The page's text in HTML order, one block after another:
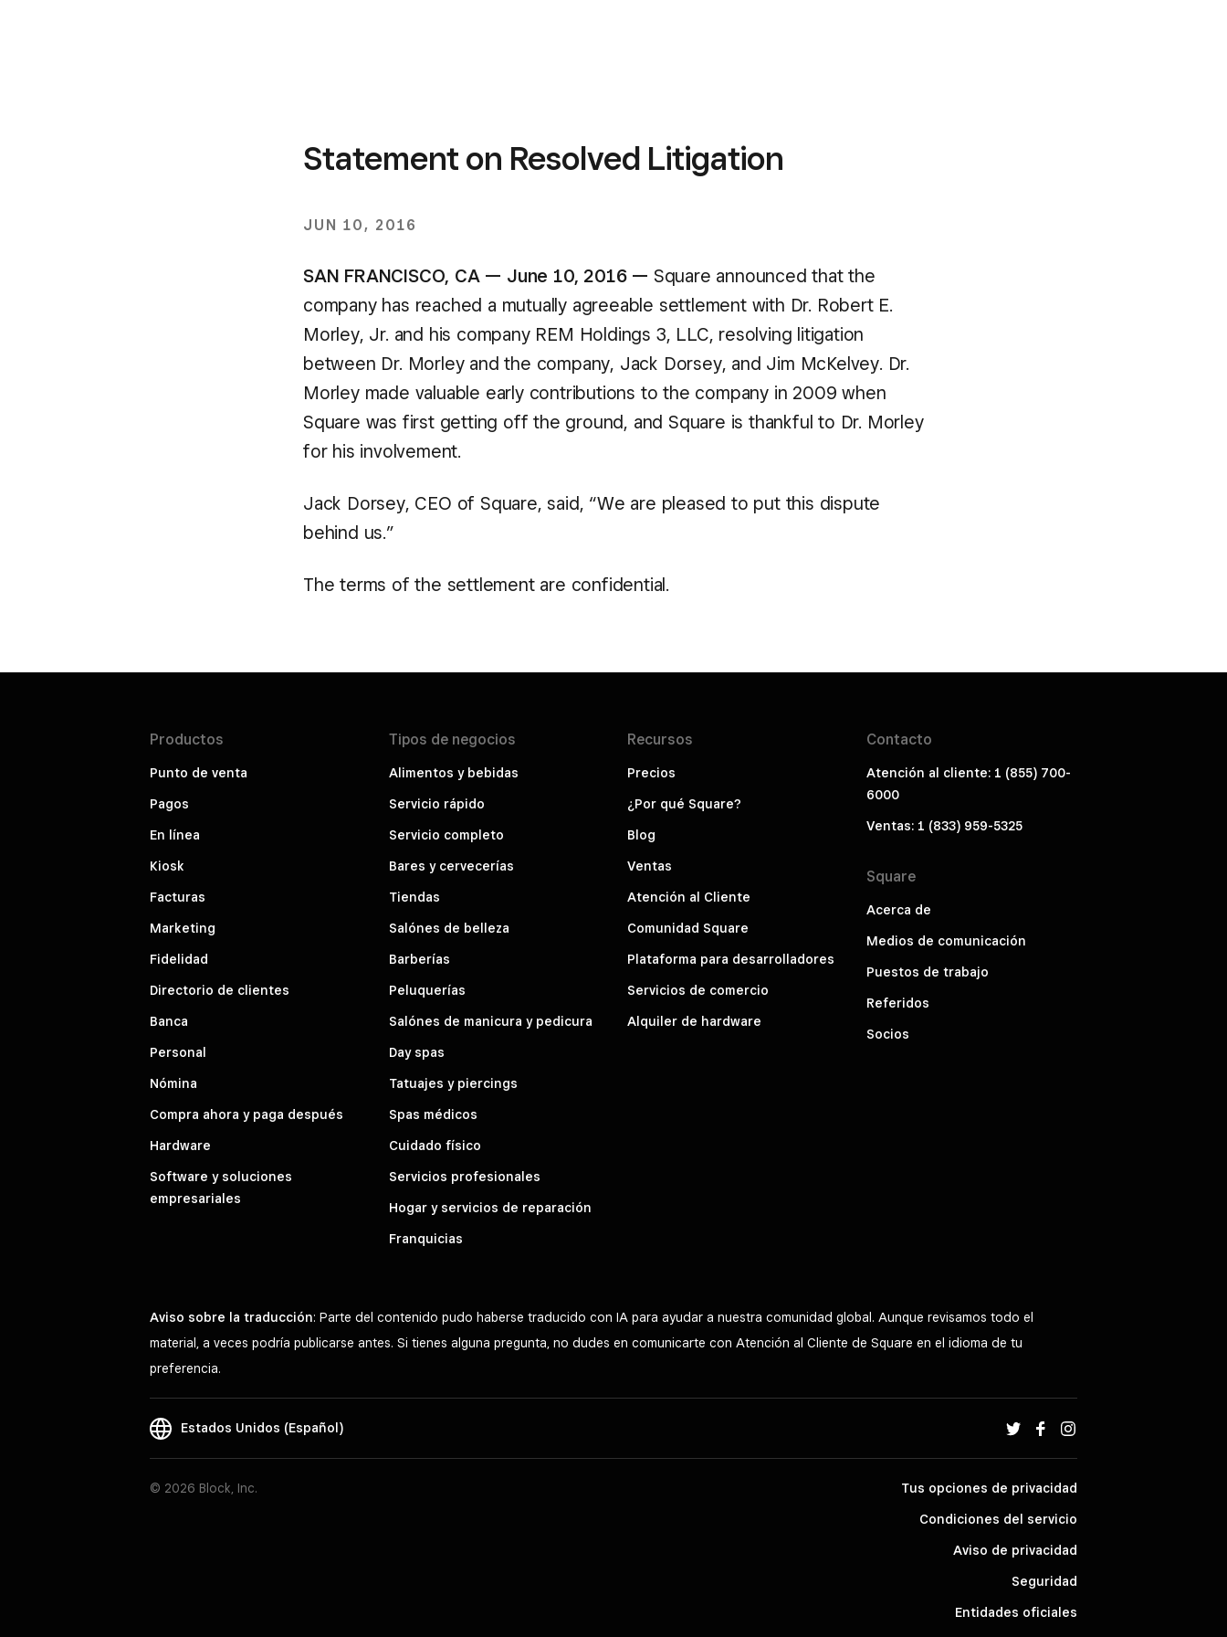
Statement on Resolved Litigation
JUN 10, 2016
SAN FRANCISCO, CA — June 10, 2016 — Square announced that the
company has reached a mutually agreeable settlement with Dr. Robert E.
Morley, Jr. and his company REM Holdings 3, LLC, resolving litigation
between Dr. Morley and the company, Jack Dorsey, and Jim McKelvey. Dr.
Morley made valuable early contributions to the company in 2009 when
Square was first getting off the ground, and Square is thankful to Dr. Morley
for his involvement.
Jack Dorsey, CEO of Square, said, “We are pleased to put this dispute
behind us.”
The terms of the settlement are confidential.
Productos
Punto de venta
Pagos
En línea
Kiosk
Facturas
Marketing
Fidelidad
Directorio de clientes
Banca
Personal
Nómina
Compra ahora y paga después
Hardware
Software y soluciones
empresariales
Tipos de negocios
Alimentos y bebidas
Servicio rápido
Servicio completo
Bares y cervecerías
Tiendas
Salónes de belleza
Barberías
Peluquerías
Salónes de manicura y pedicura
Day spas
Tatuajes y piercings
Spas médicos
Cuidado físico
Servicios profesionales
Hogar y servicios de reparación
Franquicias
Recursos
Precios
¿Por qué Square?
Blog
Ventas
Atención al Cliente
Comunidad Square
Plataforma para desarrolladores
Servicios de comercio
Alquiler de hardware
Contacto
Atención al cliente: 1 (855) 700-
6000
Ventas: 1 (833) 959-5325
Square
Acerca de
Medios de comunicación
Puestos de trabajo
Referidos
Socios
Aviso sobre la traducción: Parte del contenido pudo haberse traducido con IA para ayudar a nuestra comunidad global. Aunque revisamos todo el
material, a veces podría publicarse antes. Si tienes alguna pregunta, no dudes en comunicarte con Atención al Cliente de Square en el idioma de tu
preferencia.
Estados Unidos (Español)
© 2026 Block, Inc. Tus opciones de privacidad
Condiciones del servicio
Aviso de privacidad
Seguridad
Entidades oficiales